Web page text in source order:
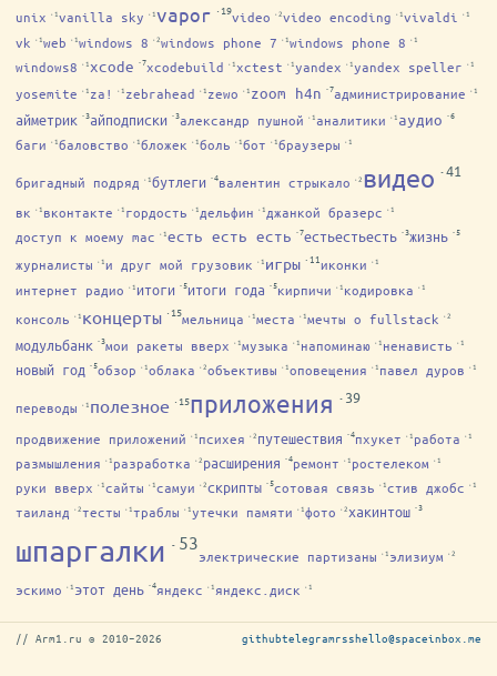
unix ·1vanilla sky ·1vapor ·19video ·2video encoding ·1vivaldi ·1
vk ·1web ·1windows 8 ·2windows phone 7 ·1windows phone 8 ·1
windows8 ·1 xcode ·7xcodebuild ·1xctest ·1yandex ·1yandex speller ·1
yosemite ·1 za! ·1 zebrahead ·1 zewo ·1 zoom h4n ·7администрирование ·1
айметрик ·3айподписки ·3александр пушной ·1 аналитики ·1 аудио ·6
баги ·1баловство ·1бложек ·1боль ·1бот ·1браузеры ·1
бригадный подряд ·1бутлеги ·4валентин стрыкало ·2 видео ·41
вк ·1 вконтакте ·1 гордость ·1 дельфин ·1 джанкой бразерс ·1
доступ к моему mac ·1есть есть есть ·7естьестьесть ·3жизнь ·5
журналисты ·1и друг мой грузовик ·1 игры ·11иконки ·1
интернет радио ·1 итоги ·5итоги года ·5кирпичи ·1 кодировка ·1
консоль ·1 концерты ·15мельница ·1места ·1мечты о fullstack ·2
модульбанк ·3мои ракеты вверх ·1музыка ·1 напоминаю ·1 ненависть ·1
новый год ·5обзор ·1облака ·2объективы ·1оповещения ·1 павел дуров ·1
переводы ·1 полезное ·15приложения ·39
продвижение приложений ·1 психея ·2 путешествия ·4пхукет ·1 работа ·1
размышления ·1 разработка ·2 расширения ·4ремонт ·1 ростелеком ·1
руки вверх ·1сайты ·1самуи ·2скрипты ·5сотовая связь ·1стив джобс ·1
таиланд ·2тесты ·1траблы ·1утечки памяти ·1фото ·2хакинтош ·3
шпаргалки ·53
электрические партизаны ·1 элизиум ·2
эскимо ·1 этот день ·4яндекс ·1 яндекс.диск ·1
// Arm1.ru © 2010–2026 githubtelegramrsshello@spaceinbox.me